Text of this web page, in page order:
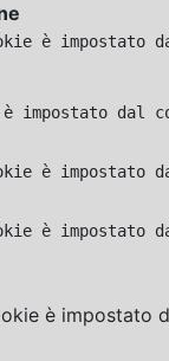
è
impostato dal
è impostato
è
è impostato